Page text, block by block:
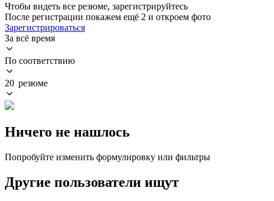
Чтобы видеть все резюме, зарегистрируйтесь
После регистрации покажем ещё 2 и откроем фото
Зарегистрироваться
За всё время
По соответствию
20 резюме
Ничего не нашлось
Попробуйте изменить формулировку или фильтры
Другие пользователи ищут